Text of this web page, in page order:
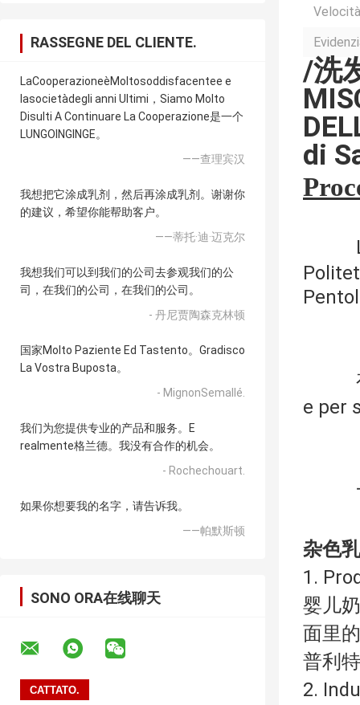
RASSEGNE DEL CLIENTE.
LaCooperazioneèMoltosoddisfacentee e
lasocietàdegli anni Ultimi，Siamo Molto
Disulti A Continuare La Cooperazione是一个
LUNGOINGINGE。
——查理宾汉
我想把它涂成乳剂，然后再涂成乳剂。谢谢你
的建议，希望你能帮助客户。
——蒂托·迪·迈克尔
我想我们可以到我们的公司去参观我们的公
司，在我们的公司，在我们的公司。
- 丹尼贾陶森克林顿
国家Molto Paziente Ed Tastento。Gradisco
La Vostra Buposta。
- MignonSemallé.
我们为您提供专业的产品和服务。E
realmente格兰德。我没有合作的机会。
- Rochechouart.
如果你想要我的名字，请告诉我。
——帕默斯顿
SONO ORA在线聊天
/洗
di
e per
杂色
1.
婴儿
面里
普利
2.